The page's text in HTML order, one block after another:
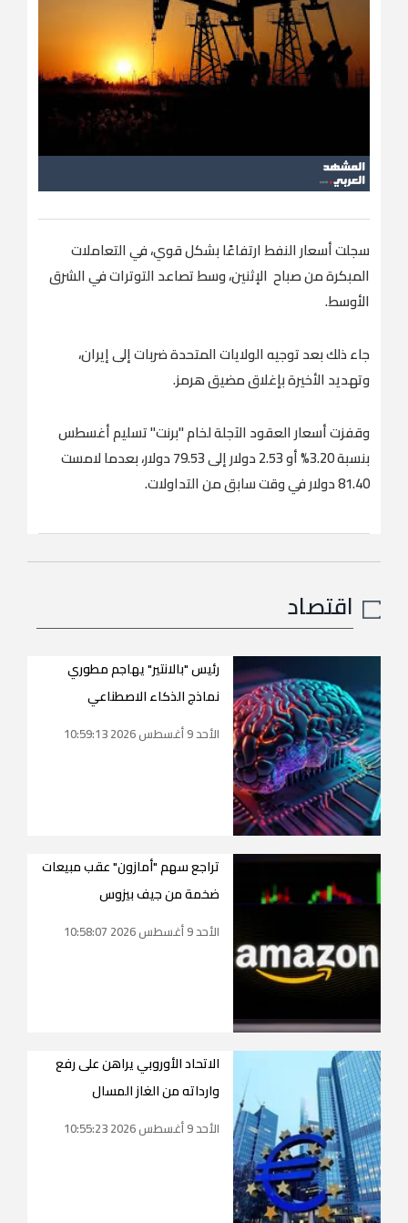
سجلت أسعار النفط ارتفاعًا بشكل قوي، في التعاملات
المبكرة من صباح الإثنين، وسط تصاعد التوترات في الشرق
الأوسط.
جاء ذلك بعد توجيه الولايات المتحدة ضربات إلى إيران،
وتهديد الأخيرة بإغلاق مضيق هرمز.
وقفزت أسعار العقود الآجلة لخام "برنت" تسليم أغسطس
بنسبة 3.20% أو 2.53 دولار إلى 79.53 دولار، بعدما لامست
81.40 دولار في وقت سابق من التداولات.
اقتصاد
رئيس "بالانتير" يهاجم مطوري
نماذج الذكاء الاصطناعي
الأحد 9 أغسطس 2026 10:59:13
تراجع سهم "أمازون" عقب مبيعات
ضخمة من جيف بيزوس
الأحد 9 أغسطس 2026 10:58:07
الاتحاد الأوروبي يراهن على رفع
وارداته من الغاز المسال
الأحد 9 أغسطس 2026 10:55:23